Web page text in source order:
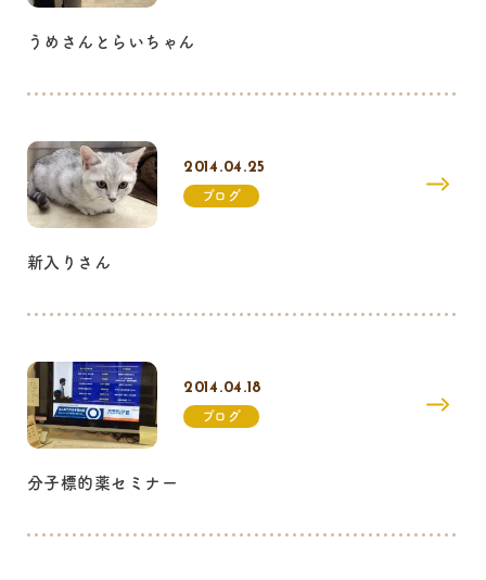
うめさんとらいちゃん
2014.04.25
ブログ
新入りさん
2014.04.18
ブログ
分子標的薬セミナー